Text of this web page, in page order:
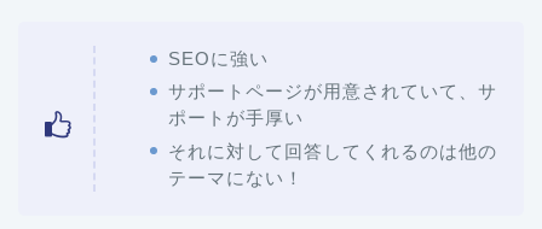
SEOに強い
サポートページが用意されていて、サ
ポートが手厚い
それに対して回答してくれるのは他の
テーマにない！